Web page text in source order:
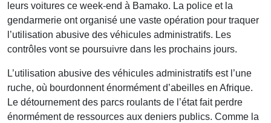
leurs voitures ce week-end à Bamako. La police et la
gendarmerie ont organisé une vaste opération pour traquer
l’utilisation abusive des véhicules administratifs. Les
contrôles vont se poursuivre dans les prochains jours.
L’utilisation abusive des véhicules administratifs est l’une
ruche, où bourdonnent énormément d’abeilles en Afrique.
Le détournement des parcs roulants de l’état fait perdre
énormément de ressources aux deniers publics. Comme la